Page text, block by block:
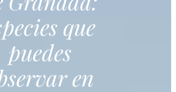
que
puedes
en